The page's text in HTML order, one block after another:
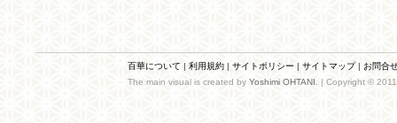
百華について | 利用規約 | サイトポリシー | サイトマップ| お問合
The main visual is created by Yoshimi OHTANI . | Copyright ©